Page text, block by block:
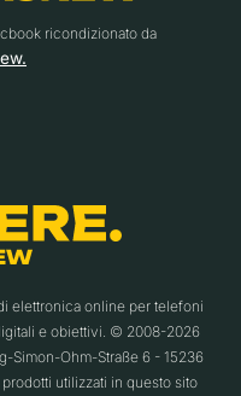
ricondizionato da
elettronica online per telefoni
e obiettivi. © 2008-2026
Simon-Ohm-Straße 6 - 15236
utilizzati in questo sito